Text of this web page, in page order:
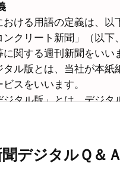
ける用語の定義は、以
ンクリート新聞」（以
関する週刊新聞をいい
タル版とは、当社が本
スをいいます。
ジタル版」とは、デジ
申込者」とは、デジタ
読者」とは、当社と購読
聞デジタルＱ＆Ａ